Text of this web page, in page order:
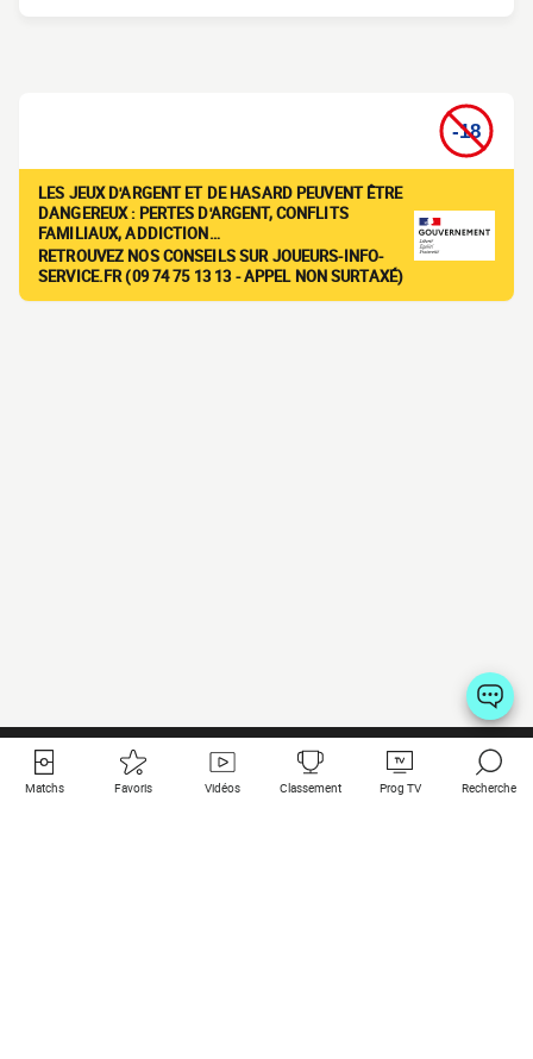
LES JEUX D'ARGENT ET DE HASARD PEUVENT ÊTRE
DANGEREUX : PERTES D'ARGENT, CONFLITS
FAMILIAUX, ADDICTION…
RETROUVEZ NOS CONSEILS SUR JOUEURS-INFO-
SERVICE.FR (09 74 75 13 13 - APPEL NON SURTAXÉ)
Matchs Favoris Vidéos Classement Prog TV Recherche